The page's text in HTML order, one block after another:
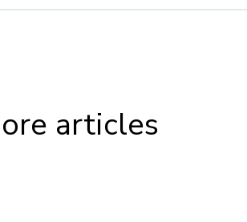
articles